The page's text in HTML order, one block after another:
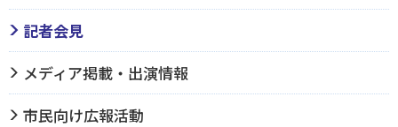
記者会見
メディア掲載・出演情報
市民向け広報活動